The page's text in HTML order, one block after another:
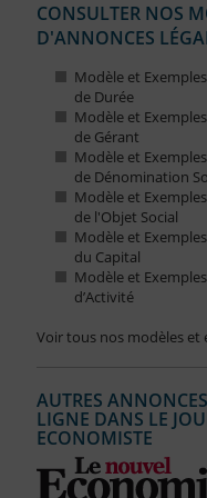
CONSULTER NOS
D'ANNONCES
Modèle et
de Durée
Modèle et
de Gérant
Modèle et
de Dénomination
Modèle et
de l'Objet Social
Modèle et
du Capital
Modèle et
d’Activité
Voir tous nos modèles et
AUTRES
LIGNE DANS LE
ECONOMISTE